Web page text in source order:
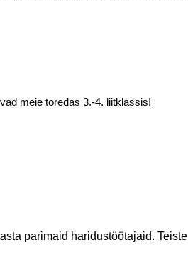
meie toredas 3.-4. liitklassis!
parimaid haridustöötajaid. Teiste